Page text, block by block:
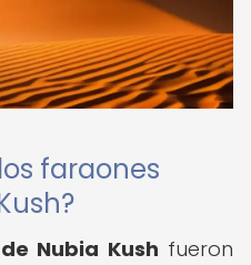
faraones
Nubia Kush fueron